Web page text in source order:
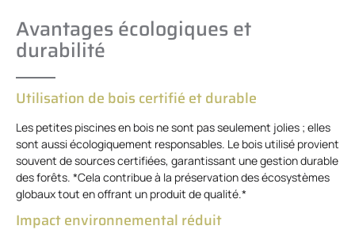
Avantages écologiques et
durabilité
Utilisation de bois certifié et durable
Les petites piscines en bois ne sont pas seulement jolies ; elles
sont aussi écologiquement responsables. Le bois utilisé provient
souvent de sources certifiées, garantissant une gestion durable
des forêts. *Cela contribue à la préservation des écosystèmes
globaux tout en offrant un produit de qualité.*
Impact environnemental réduit